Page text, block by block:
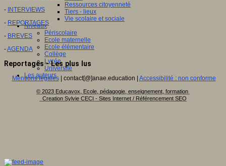
Ressources citoyenneté
Tiers - lieux
Vie scolaire et sociale
Niveaux
Périscolaire
Ecole maternelle
Ecole élémentaire
Collège
Lycée
Université
Les auteurs
- INTERVIEWS
- REPORTAGES
- BREVES
-AGENDA
Reportages - Les plus lus
Mentions légales| contact[@]anae.education | Accessibilité : non conforme
© 2023 Educavox, Ecole, pédagogie, enseignement, formation
Creation Sylvie CECI - Sites Internet / Référencement SEO